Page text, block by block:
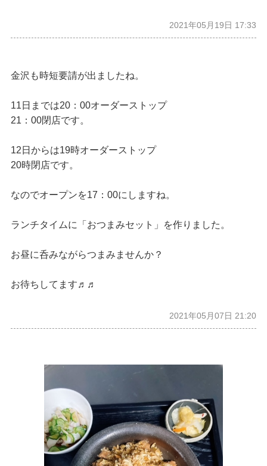
2021年05月19日 17:33
金沢も時短要請が出ましたね。
11日までは20：00オーダーストップ
21：00閉店です。
12日からは19時オーダーストップ
20時閉店です。
なのでオープンを17：00にしますね。
ランチタイムに「おつまみセット」を作りました。
お昼に呑みながらつまみませんか？
お待ちしてます♬♬
2021年05月07日 21:20